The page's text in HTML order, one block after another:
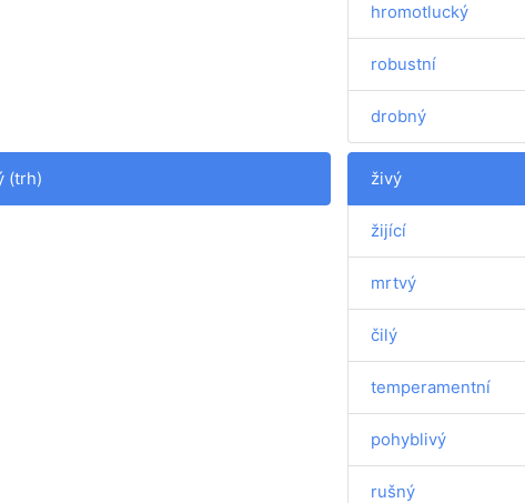
hromotlucký
robustní
drobný
(trh) živý
žijící
mrtvý
čilý
temperamentní
pohyblivý
rušný